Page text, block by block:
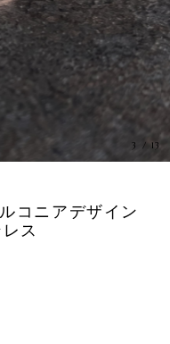
3 / 13
コニアデザイン
ス